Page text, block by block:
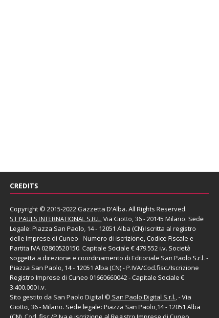
CREDITS
Copyright © 2015-2022 Gazzetta D'Alba. All Rights Reserved.
ST PAULS INTERNATIONAL S.R.L. Via Giotto, 36 - 20145 Milano. Sede
Legale: Piazza San Paolo, 14 - 12051 Alba (CN) Iscritta al registro
delle Imprese di Cuneo - Numero di iscrizione, Codice Fiscale e
Partita IVA 02860520150. Capitale Sociale € 479.552 i.v. Società
soggetta a direzione e coordinamento di Editoriale San Paolo S.r.l. -
Piazza San Paolo, 14 - 12051 Alba (CN) - P.IVA/Cod.fisc./Iscrizione
Registro Imprese di Cuneo 01660660042 - Capitale Sociale €
3.400.000 i.v.
Sito gestito da San Paolo Digital © San Paolo Digital S.r.l., - Via
Giotto, 36 - Milano. Sede legale: Piazza San Paolo,14 - 12051 Alba